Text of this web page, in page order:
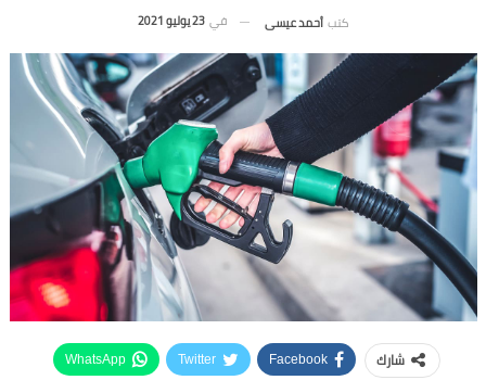
كتب أحمد عيسى في 23 يوليو 2021
شارك Facebook
Twitter
WhatsApp